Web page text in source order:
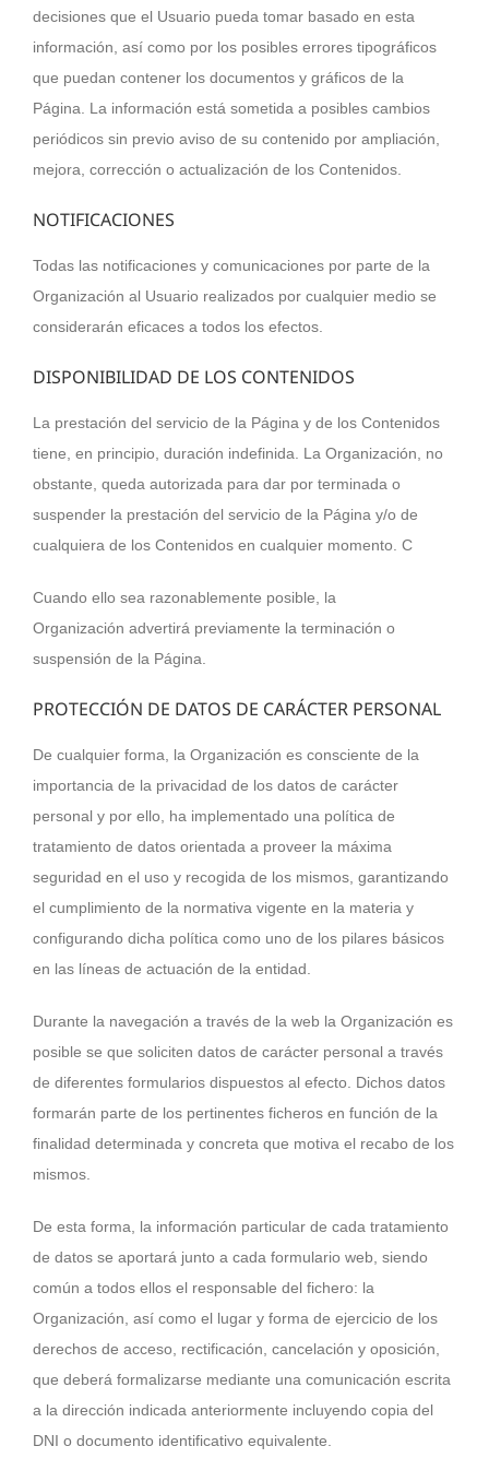
decisiones que el Usuario pueda tomar basado en esta
información, así como por los posibles errores tipográficos
que puedan contener los documentos y gráficos de la
Página. La información está sometida a posibles cambios
periódicos sin previo aviso de su contenido por ampliación,
mejora, corrección o actualización de los Contenidos.
NOTIFICACIONES
Todas las notificaciones y comunicaciones por parte de la
Organización al Usuario realizados por cualquier medio se
considerarán eficaces a todos los efectos.
DISPONIBILIDAD DE LOS CONTENIDOS
La prestación del servicio de la Página y de los Contenidos
tiene, en principio, duración indefinida. La Organización, no
obstante, queda autorizada para dar por terminada o
suspender la prestación del servicio de la Página y/o de
cualquiera de los Contenidos en cualquier momento. C
Cuando ello sea razonablemente posible, la
Organización advertirá previamente la terminación o
suspensión de la Página.
PROTECCIÓN DE DATOS DE CARÁCTER PERSONAL
De cualquier forma, la Organización es consciente de la
importancia de la privacidad de los datos de carácter
personal y por ello, ha implementado una política de
tratamiento de datos orientada a proveer la máxima
seguridad en el uso y recogida de los mismos, garantizando
el cumplimiento de la normativa vigente en la materia y
configurando dicha política como uno de los pilares básicos
en las líneas de actuación de la entidad.
Durante la navegación a través de la web la Organización es
posible se que soliciten datos de carácter personal a través
de diferentes formularios dispuestos al efecto. Dichos datos
formarán parte de los pertinentes ficheros en función de la
finalidad determinada y concreta que motiva el recabo de los
mismos.
De esta forma, la información particular de cada tratamiento
de datos se aportará junto a cada formulario web, siendo
común a todos ellos el responsable del fichero: la
Organización, así como el lugar y forma de ejercicio de los
derechos de acceso, rectificación, cancelación y oposición,
que deberá formalizarse mediante una comunicación escrita
a la dirección indicada anteriormente incluyendo copia del
DNI o documento identificativo equivalente.